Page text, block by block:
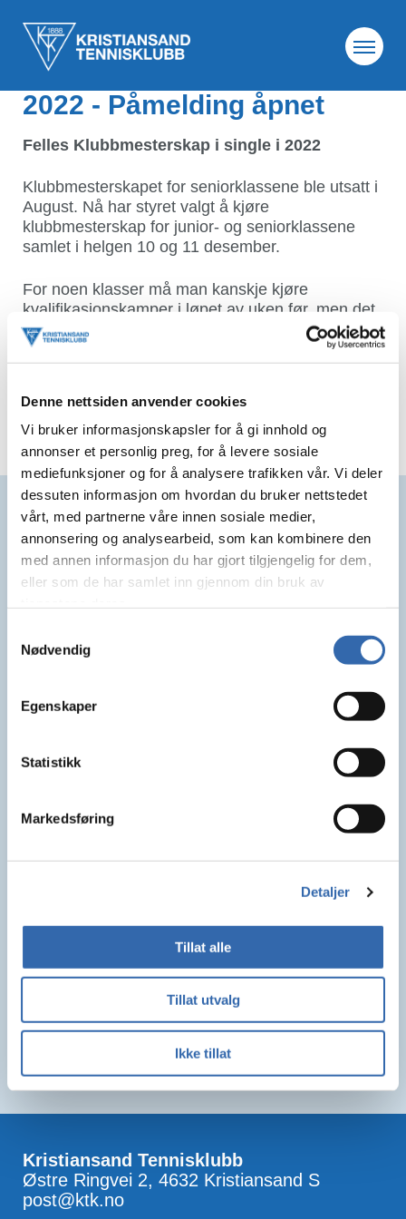
Denne nettsiden anvender cookies
Vi bruker informasjonskapsler for å gi innhold og
annonser et personlig preg, for å levere sosiale
mediefunksjoner og for å analysere trafikken vår. Vi deler
dessuten informasjon om hvordan du bruker nettstedet
vårt, med partnerne våre innen sosiale medier,
annonsering og analysearbeid, som kan kombinere den
med annen informasjon du har gjort tilgjengelig for dem,
eller som de har samlet inn gjennom din bruk av
Nødvendig
Egenskaper
Statistikk
Markedsføring
Detaljer
Tillat alle
Tillat utvalg
Ikke tillat
29. nov. 2022
Klubbmesterskap Single
2022 - Påmelding åpnet
Felles Klubbmesterskap i single i 2022
Klubbmesterskapet for seniorklassene ble utsatt i
August. Nå har styret valgt å kjøre
klubbmesterskap for junior- og seniorklassene
samlet i helgen 10 og 11 desember.
For noen klasser må man kanskje kjøre
kvalifikasjonskamper i løpet av uken før, men det
ser vi først når alle har meldt seg på.
Samarbeidspartnere
Kristiansand Tennisklubb
Østre Ringvei 2, 4632 Kristiansand S
post@ktk.no